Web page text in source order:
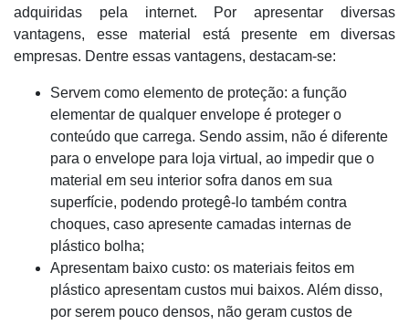
adquiridas pela internet. Por apresentar diversas
vantagens, esse material está presente em diversas
empresas. Dentre essas vantagens, destacam-se:
Servem como elemento de proteção: a função
elementar de qualquer envelope é proteger o
conteúdo que carrega. Sendo assim, não é diferente
para o envelope para loja virtual, ao impedir que o
material em seu interior sofra danos em sua
superfície, podendo protegê-lo também contra
choques, caso apresente camadas internas de
plástico bolha;
Apresentam baixo custo: os materiais feitos em
plástico apresentam custos mui baixos. Além disso,
por serem pouco densos, não geram custos de